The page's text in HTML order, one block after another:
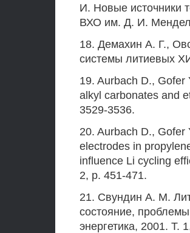
И. Новые источники
ВХО им. Д. И.
18. Демахин А. Г.,
системы литиевых
19. Aurbach D.,
alkyl carbonates and
3529-3536.
20. Aurbach D., Gofer
electrodes in
influence Li cycling
2, p. 451-471.
21. Свундин A. M.
состояние,
энергетика, 2001. Т.